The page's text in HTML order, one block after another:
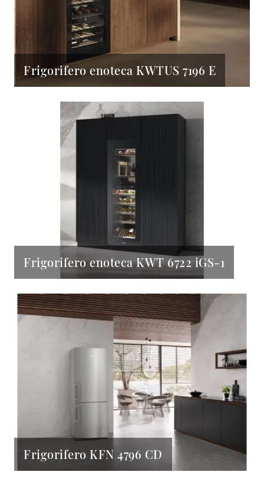
Frigorifero enoteca KWTUS 7196 E
Frigorifero enoteca KWT 6722 iGS-1
Frigorifero KFN 4796 CD